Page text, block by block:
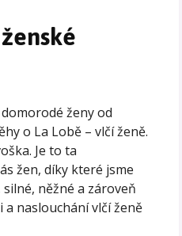
ženy od
o La Lobě – vlčí ženě.
Je to ta
žen, díky které jsme
něžné a zároveň
naslouchání vlčí ženě